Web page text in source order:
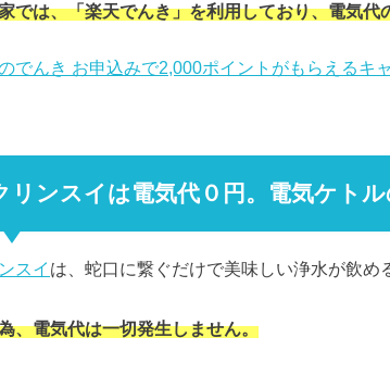
では、「楽天でんき」を利用しており、電気代
でんき お申込みで2,000ポイントがもらえるキ
リンスイは電気代０円。電気ケトル
スイ は、蛇口に繋ぐだけで美味しい浄水が飲め
、電気代は一切発生しません。